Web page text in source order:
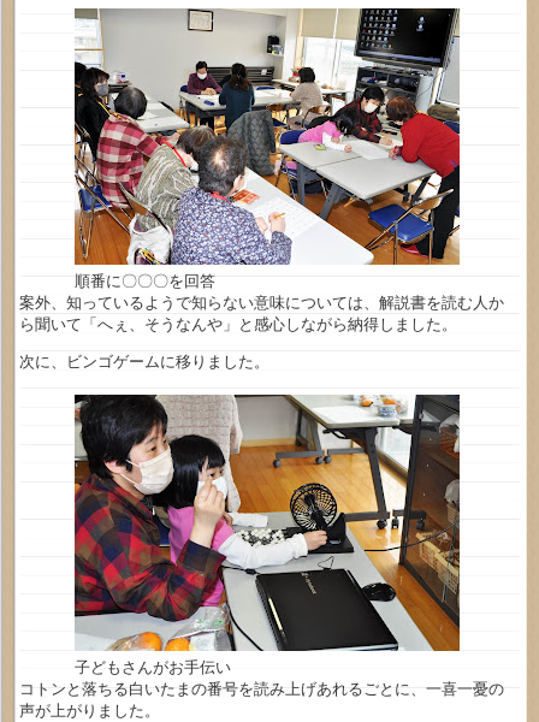
順番に〇〇〇を回答
案外、知っているようで知らない意味については、解説書を読む人か
ら聞いて「へぇ、そうなんや」と感心しながら納得しました。
次に、ビンゴゲームに移りました。
子どもさんがお手伝い
コトンと落ちる白いたまの番号を読み上げあれるごとに、一喜一憂の
声が上がりました。